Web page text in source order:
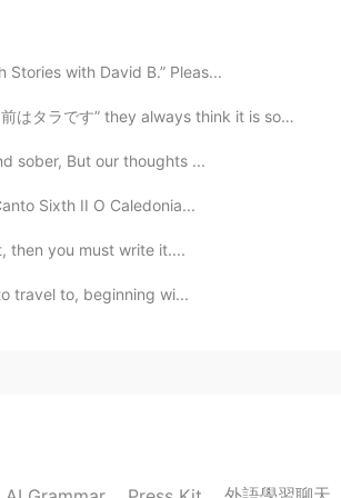
con dibujitos de
galletas con dibujitos de
comportamiento con ellas.
mis compañeros de clase
with David B.” Pleas...
タラです” they always think it is so fu...
sober, But our thoughts ...
Sixth II O Caledonia...
then you must write it....
travel to, beginning wi...